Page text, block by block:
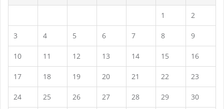
1 2
3 4 5 6 7 8 9
10 11 12 13 14 15 16
17 18 19 20 21 22 23
24 25 26 27 28 29 30